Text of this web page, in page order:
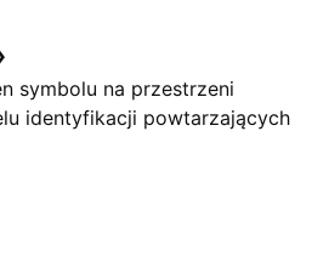
symbolu na przestrzeni
identyfikacji powtarzających